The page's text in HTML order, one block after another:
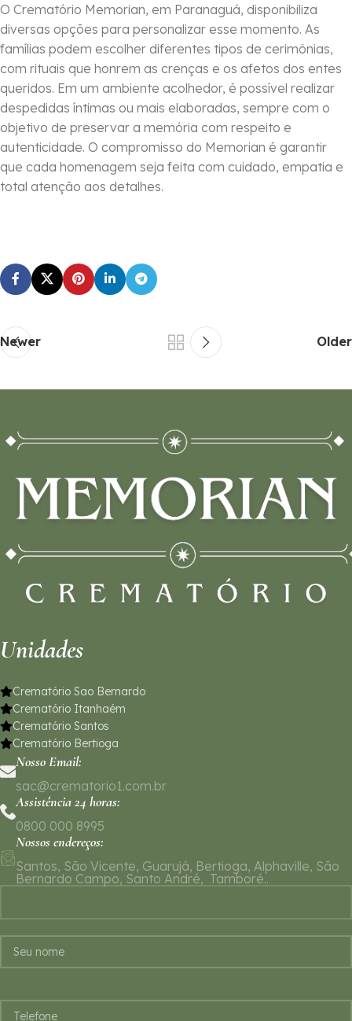
O Crematório Memorian, em Paranaguá, disponibiliza
diversas opções para personalizar esse momento. As
famílias podem escolher diferentes tipos de cerimônias,
com rituais que honrem as crenças e os afetos dos entes
queridos. Em um ambiente acolhedor, é possível realizar
despedidas íntimas ou mais elaboradas, sempre com o
objetivo de preservar a memória com respeito e
autenticidade. O compromisso do Memorian é garantir
que cada homenagem seja feita com cuidado, empatia e
total atenção aos detalhes.
Newer Older
Unidades
Crematório Sao Bernardo
Crematório Itanhaém
Crematório Santos
Crematório Bertioga
Nosso Email:
sac@crematorio1.com.br
Assistência 24 horas:
0800 000 8995
Nossos endereços:
Santos, São Vicente, Guarujá, Bertioga, Alphaville, São
Bernardo Campo, Santo André, Tamboré..